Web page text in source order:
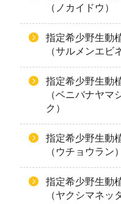
（ノカイドウ）
指定希少野生動
（サルメンエビ
指定希少野生動
（ベニバナヤマ
ク）
指定希少野生動
（ウチョウラン）
指定希少野生動
（ヤクシマネッ